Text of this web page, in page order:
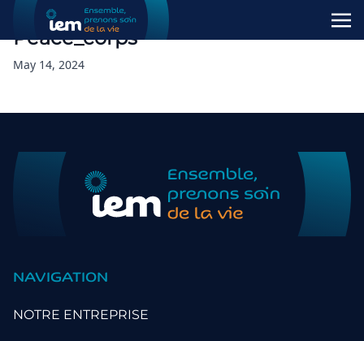
Peace_corps
May 14, 2024
NAVIGATION
NOTRE ENTREPRISE